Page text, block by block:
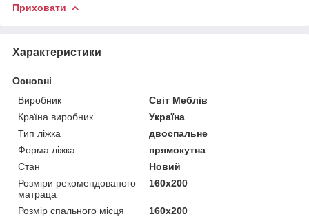
Приховати
Характеристики
Основні
Виробник
Світ Меблів
Країна виробник
Україна
Тип ліжка
двоспальне
Форма ліжка
прямокутна
Стан
Новий
Розміри рекомендованого
матраца
160х200
Розмір спального місця
160х200